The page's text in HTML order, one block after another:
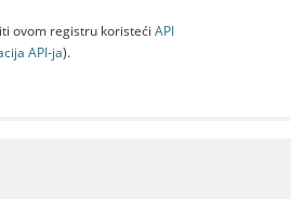
ovom registru koristeći API
API-jа).